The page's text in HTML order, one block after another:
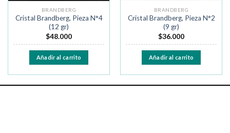
BRANDBERG
Cristal Brandberg, Pieza N°4
(12 gr)
$48.000
Añadir al carrito
BRANDBERG
Cristal Brandberg, Pieza N°2
(9 gr)
$36.000
Añadir al carrito